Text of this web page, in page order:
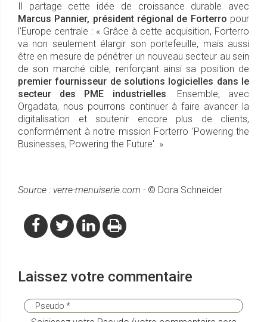
Il partage cette idée de croissance durable avec
Marcus Pannier, président régional de Forterro pour
l'Europe centrale : « Grâce à cette acquisition, Forterro
va non seulement élargir son portefeuille, mais aussi
être en mesure de pénétrer un nouveau secteur au sein
de son marché cible, renforçant ainsi sa position de
premier fournisseur de solutions logicielles dans le
secteur des PME industrielles. Ensemble, avec
Orgadata, nous pourrons continuer à faire avancer la
digitalisation et soutenir encore plus de clients,
conformément à notre mission Forterro 'Powering the
Businesses, Powering the Future'. »
Source : verre-menuiserie.com - © Dora Schneider
Laissez votre commentaire